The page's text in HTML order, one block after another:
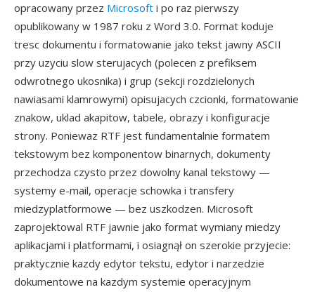
opracowany przez Microsoft i po raz pierwszy
opublikowany w 1987 roku z Word 3.0. Format koduje
tresc dokumentu i formatowanie jako tekst jawny ASCII
przy uzyciu slow sterujacych (polecen z prefiksem
odwrotnego ukosnika) i grup (sekcji rozdzielonych
nawiasami klamrowymi) opisujacych czcionki, formatowanie
znakow, uklad akapitow, tabele, obrazy i konfiguracje
strony. Poniewaz RTF jest fundamentalnie formatem
tekstowym bez komponentow binarnych, dokumenty
przechodza czysto przez dowolny kanal tekstowy —
systemy e-mail, operacje schowka i transfery
miedzyplatformowe — bez uszkodzen. Microsoft
zaprojektowal RTF jawnie jako format wymiany miedzy
aplikacjami i platformami, i osiagnął on szerokie przyjecie:
praktycznie kazdy edytor tekstu, edytor i narzedzie
dokumentowe na kazdym systemie operacyjnym